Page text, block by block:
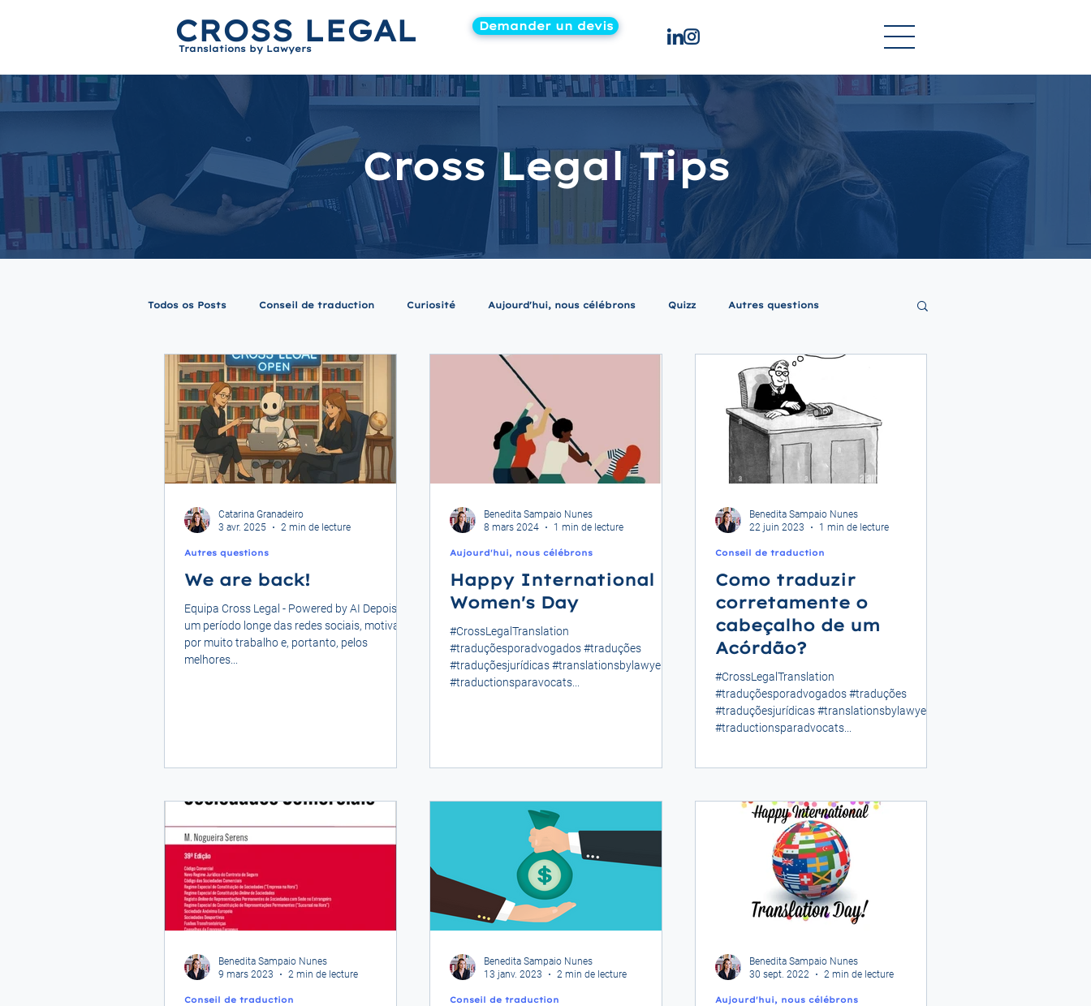
Translations by Lawyers
CROSS LEGAL Demander un devis
Cross Legal Tips
Todos os Posts Conseil de traduction Curiosité Aujourd'hui, nous célébrons Quizz Autres questions
We are back!
Equipa Cross Legal - Powered by AI Depois de
um período longe das redes sociais, motivado
por muito trabalho e, portanto, pelos
melhores...
Autres questions
Catarina Granadeiro
3 avr. 2025
2 min de lecture
Happy International
Women's Day
#CrossLegalTranslation
#traduçõesporadvogados #traduções
#traduçõesjurídicas #translationsbylawyers
#traductionsparavocats...
Aujourd'hui, nous célébrons
Benedita Sampaio Nunes
8 mars 2024
1 min de lecture
Como traduzir
corretamente o
cabeçalho de um
Acórdão?
#CrossLegalTranslation
#traduçõesporadvogados #traduções
#traduçõesjurídicas #translationsbylawyers
#traductionsparadvocats...
Conseil de traduction
Benedita Sampaio Nunes
22 juin 2023
1 min de lecture
Conseil de traduction
Benedita Sampaio Nunes
9 mars 2023
2 min de lecture
Conseil de traduction
Benedita Sampaio Nunes
13 janv. 2023
2 min de lecture
Aujourd'hui, nous célébrons
Benedita Sampaio Nunes
30 sept. 2022
2 min de lecture